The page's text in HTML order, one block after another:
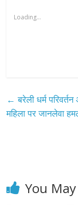
Loading...
← बरेली धर्म
महिला पर जानलेवा
You